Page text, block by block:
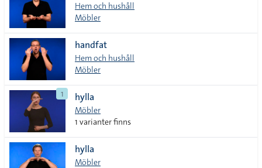
Hem och hushåll
Möbler
handfat
Hem och hushåll
Möbler
1 hylla
Möbler
1 varianter finns
hylla
Möbler